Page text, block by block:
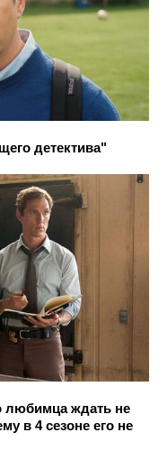
детектива"
любимца ждать не
в 4 сезоне его не